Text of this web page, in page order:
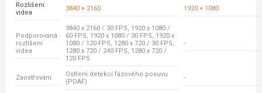
Rozlišení
videa
3840 × 2160 1920 × 1080
Podporovaná
rozlišení
videa
3840 x 2160 / 30 FPS, 1920 x 1080 /
60 FPS, 1920 x 1080 / 30 FPS, 1920 x
1080 / 120 FPS, 1280 x 720 / 30 FPS,
1280 x 720 / 240 FPS, 1280 x 720 /
120 FPS
-
Zaostřování
Ostření detekcí fázového posuvu
(PDAF)
-